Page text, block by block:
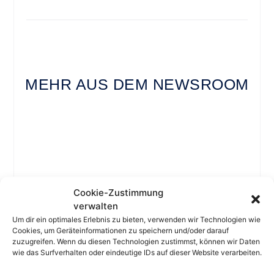
Cookie-Zustimmung
verwalten
Um dir ein optimales Erlebnis zu bieten, verwenden wir Technologien wie
Cookies, um Geräteinformationen zu speichern und/oder darauf
zuzugreifen. Wenn du diesen Technologien zustimmst, können wir Daten
wie das Surfverhalten oder eindeutige IDs auf dieser Website verarbeiten.
MEHR AUS DEM NEWSROOM
München
+49 89 45709595 0